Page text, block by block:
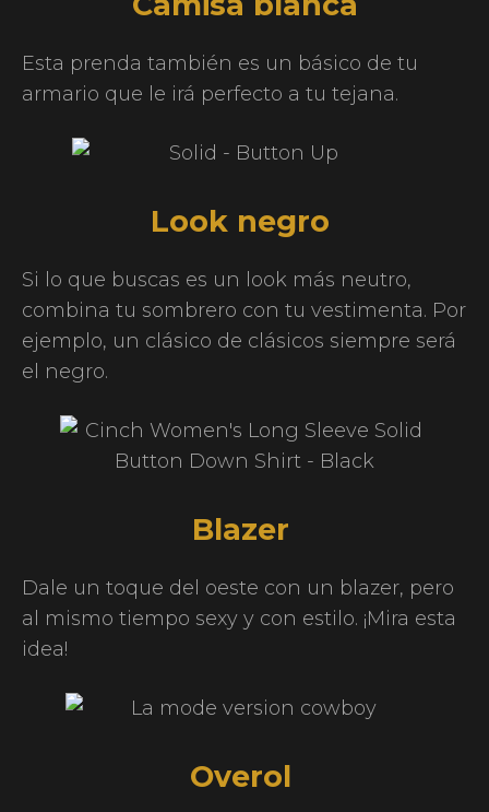
Esta prenda también es un básico de tu
armario que le irá perfecto a tu tejana.
Look negro
Si lo que buscas es un look más neutro,
combina tu sombrero con tu vestimenta. Por
ejemplo, un clásico de clásicos siempre será
el negro.
Blazer
Dale un toque del oeste con un blazer, pero
al mismo tiempo sexy y con estilo. ¡Mira esta
idea!
Overol